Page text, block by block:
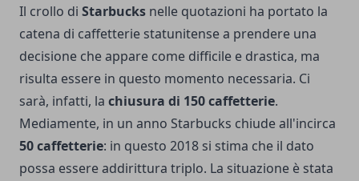
Il crollo di Starbucks nelle quotazioni ha portato la
catena di caffetterie statunitense a prendere una
decisione che appare come difficile e drastica, ma
risulta essere in questo momento necessaria. Ci
sarà, infatti, la chiusura di 150 caffetterie.
Mediamente, in un anno Starbucks chiude all'incirca
50 caffetterie: in questo 2018 si stima che il dato
possa essere addirittura triplo. La situazione è stata